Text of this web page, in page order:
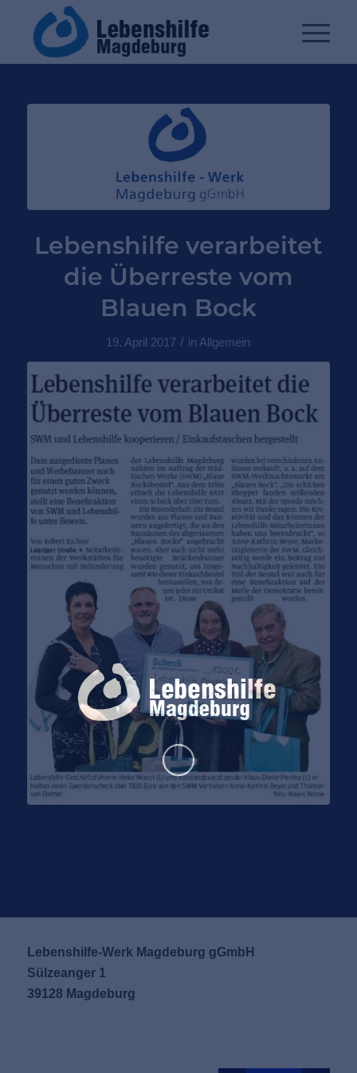
Lebenshilfe verarbeitet
die Überreste vom
Blauen Bock
19. April 2017 / in Allgemein
Lebenshilfe-Werk Magdeburg gGmbH
Sülzeanger 1
39128 Magdeburg